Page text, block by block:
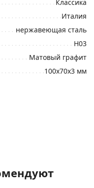
Классика
Италия
нержавеющая сталь
H03
Матовый графит
100х70х3 мм